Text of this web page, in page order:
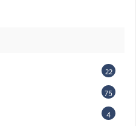
22
75
4